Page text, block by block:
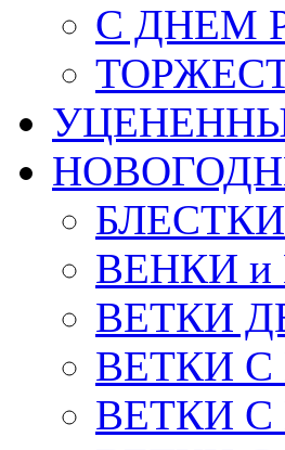
С ДНЕМ
ВЕНКИ
ВЕТКИ
ВЕТКИ
ВЕТКИ